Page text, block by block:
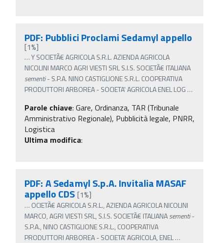
PDF: Pubblici Proclami Sedamyl appello
[1%]
…Y SOCIETÃ€ AGRICOLA S.R.L. AZIENDA AGRICOLA
NICOLINI MARCO AGRI VIESTI SRL S.I.S. SOCIETÃ€ ITALIANA
sementi- S.P.A. NINO CASTIGLIONE S.R.L. COOPERATIVA
PRODUTTORI ARBOREA - SOCIETA' AGRICOLA ENEL LOG …
Parole chiave: Gare, Ordinanza, TAR (Tribunale
Amministrativo Regionale), Pubblicità legale, PNRR,
Logistica
Ultima modifica:
PDF: A Sedamyl S.p.A. Invitalia MASAF
appello CDS [1%]
… OCIETÃ€ AGRICOLA S.R.L., AZIENDA AGRICOLA NICOLINI
MARCO, AGRI VIESTI SRL, S.I.S. SOCIETÃ€ ITALIANAsementi-
S.P.A., NINO CASTIGLIONE S.R.L., COOPERATIVA
PRODUTTORI ARBOREA - SOCIETA' AGRICOLA, ENEL…